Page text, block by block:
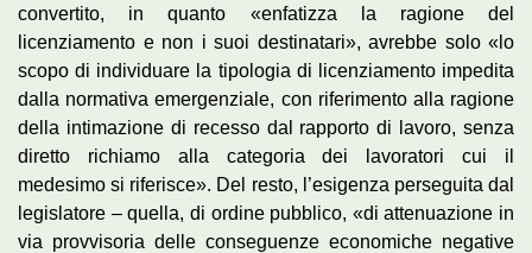
convertito, in quanto «enfatizza la ragione del
licenziamento e non i suoi destinatari», avrebbe solo «lo
scopo di individuare la tipologia di licenziamento impedita
dalla normativa emergenziale, con riferimento alla ragione
della intimazione di recesso dal rapporto di lavoro, senza
diretto richiamo alla categoria dei lavoratori cui il
medesimo si riferisce». Del resto, l’esigenza perseguita dal
legislatore – quella, di ordine pubblico, «di attenuazione in
via provvisoria delle conseguenze economiche negative